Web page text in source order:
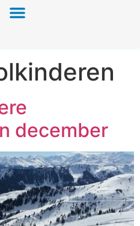
december